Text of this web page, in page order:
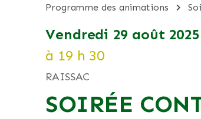
programme des animations
vendredi 29 août 2025
à 19 h 30
RAISSAC
SOIRÉE